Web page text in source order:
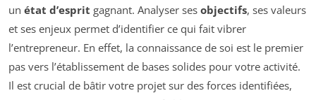
un état d’esprit gagnant. Analyser ses objectifs, ses valeurs
et ses enjeux permet d’identifier ce qui fait vibrer
l’entrepreneur. En effet, la connaissance de soi est le premier
pas vers l’établissement de bases solides pour votre activité.
Il est crucial de bâtir votre projet sur des forces identifiées,